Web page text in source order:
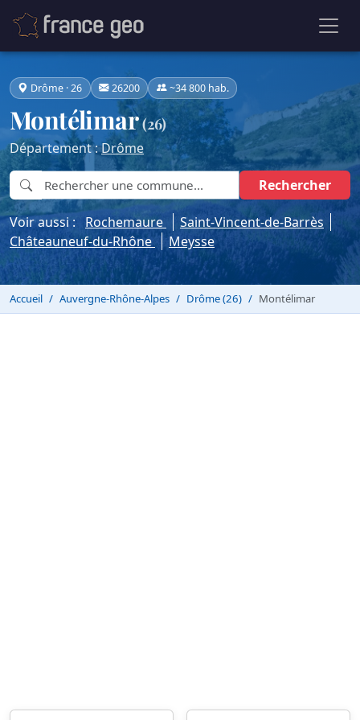
Drôme · 26 26200 ~34 800 hab.
Montélimar(26)
Département :Drôme
Rechercher
Voir aussi : Rochemaure
Saint-Vincent-de-Barrès
Châteauneuf-du-Rhône
Meysse
Accueil Auvergne-Rhône-Alpes Drôme (26) Montélimar